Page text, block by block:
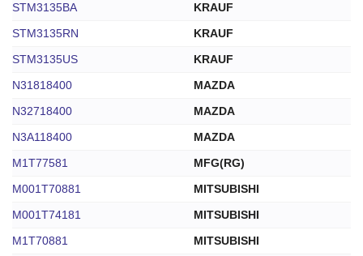
STM3135BA
KRAUF
STM3135RN
KRAUF
STM3135US
KRAUF
N31818400
MAZDA
N32718400
MAZDA
N3A118400
MAZDA
M1T77581
MFG(RG)
M001T70881
MITSUBISHI
M001T74181
MITSUBISHI
M1T70881
MITSUBISHI